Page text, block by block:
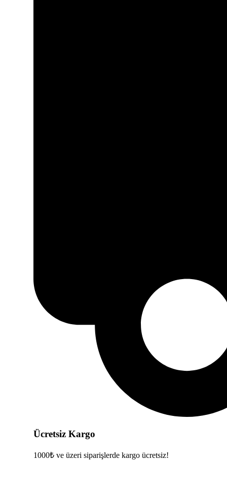
Ücretsiz Kargo
1000₺ ve üzeri siparişlerde kargo ücretsiz!